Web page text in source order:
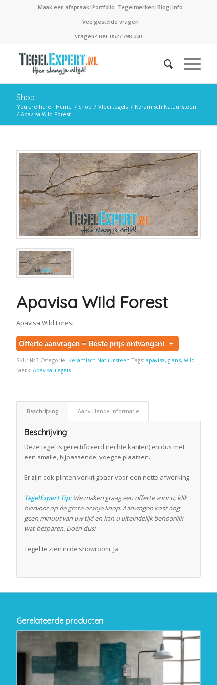
Maak een afspraak Portfolio Tegelmerken Blog Info
Veelgestelde vragen
Vragen? Bel: 0527 798 000
Shop
You are here: Home / Shop / Vloertegels / Keramisch Natuursteen
/ Apavisa Wild Forest
Apavisa Wild Forest
Apavisa Wild Forest
Offerte aanvragen = Beste prijs ontvangen! +
SKU: N/B Categorie: Keramisch Natuursteen Tags: apavisa, glans, Wild
Merk: Apavisa Tegels
Beschrijving Aanvullende informatie
Beschrijving
Deze tegel is gerectificeerd (rechte kanten) en dus met
een smalle, bijpassende, voeg te plaatsen.
Er zijn ook plinten verkrijgbaar voor een nette afwerking.
TegelExpert Tip:We maken graag een offerte voor u, klik
hiervoor op de grote oranje knop. Aanvragen kost nog
geen minuut van uw tijd en kan u uiteindelijk behoorlijk
wat besparen. Doen dus!
Tegel te zien in de showroom: Ja
Gerelateerde producten